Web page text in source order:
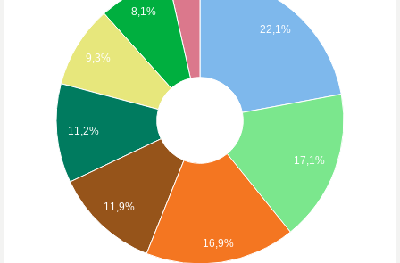
22,1%
17,1%
8,1%
9,3%
11,2%
11,9%
16,9%